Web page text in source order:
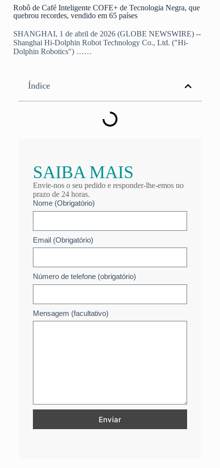
Robô de Café Inteligente COFE+ de Tecnologia Negra, que
quebrou recordes, vendido em 65 países
SHANGHAI, 1 de abril de 2026 (GLOBE NEWSWIRE) --
Shanghai Hi-Dolphin Robot Technology Co., Ltd. ("Hi-
Dolphin Robotics") ……
Índice
SAIBA MAIS
Envie-nos o seu pedido e responder-lhe-emos no
prazo de 24 horas.
Nome (Obrigatório)
Email (Obrigatório)
Número de telefone (obrigatório)
Mensagem (facultativo)
Enviar